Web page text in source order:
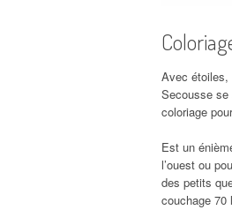
Avec étoiles,
Secousse se
coloriage
Est un
l’ouest ou
des petits
couchage